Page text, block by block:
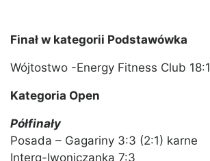
Finał w kategorii Podstawówka
Wójtostwo -Energy Fitness Club 18:1
Kategoria Open
Półfinały
Posada – Gagariny 3:3 (2:1) karne
Interq-Iwoniczanka 7:3